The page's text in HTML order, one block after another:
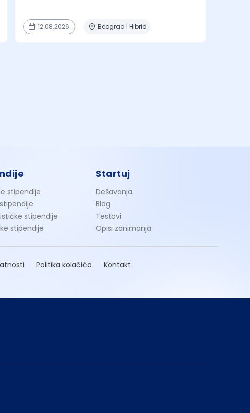
12.08.2026. Beograd | Hibrid
stipendije
stipendije
stipendije
Startuj
Dešavanja
Blog
Testovi
Opisi zanimanja
Politika kolačića Kontakt